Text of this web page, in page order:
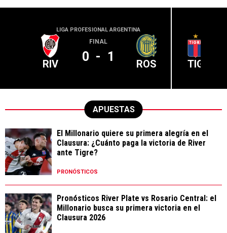
LIGA PROFESIONAL ARGENTINA
RIV
FINAL
0 - 1 ROS TIG
APUESTAS
El Millonario quiere su primera alegría en el
Clausura: ¿Cuánto paga la victoria de River
ante Tigre?
PRONÓSTICOS
Pronósticos River Plate vs Rosario Central: el
Millonario busca su primera victoria en el
Clausura 2026